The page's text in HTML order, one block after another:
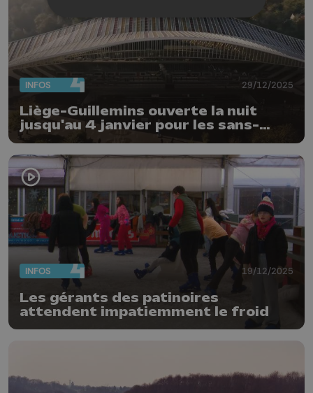
INFOS 29/12/2025
Liège-Guillemins ouverte la nuit
jusqu'au 4 janvier pour les sans-
abris
INFOS 19/12/2025
Les gérants des patinoires
attendent impatiemment le froid